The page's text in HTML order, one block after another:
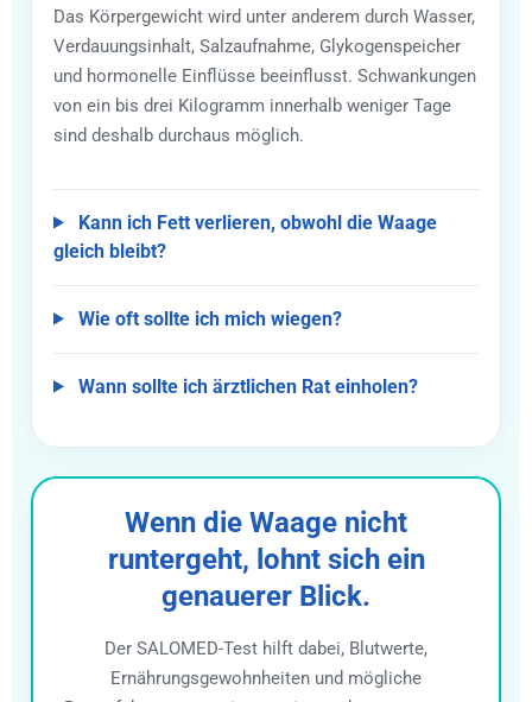
Das Körpergewicht wird unter anderem durch Wasser,
Verdauungsinhalt, Salzaufnahme, Glykogenspeicher
und hormonelle Einflüsse beeinflusst. Schwankungen
von ein bis drei Kilogramm innerhalb weniger Tage
sind deshalb durchaus möglich.
Kann ich Fett verlieren, obwohl die Waage
gleich bleibt?
Wie oft sollte ich mich wiegen?
Wann sollte ich ärztlichen Rat einholen?
Wenn die Waage nicht
runtergeht, lohnt sich ein
genauerer Blick.
Der SALOMED-Test hilft dabei, Blutwerte,
Ernährungsgewohnheiten und mögliche